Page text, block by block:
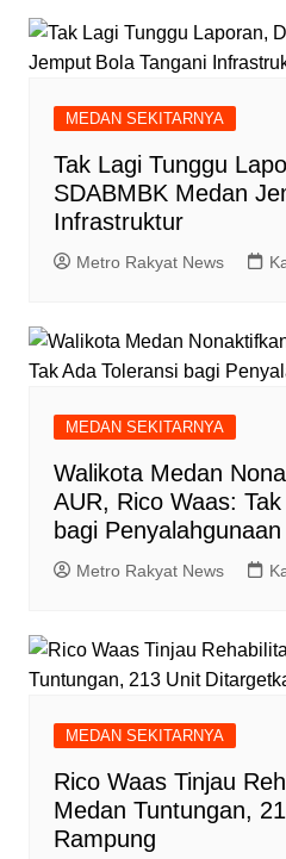
MEDAN SEKITARNYA
Tak Lagi Tunggu
SDABMBK Medan
Infrastruktur
Metro Rakyat News
MEDAN SEKITARNYA
Walikota Medan
AUR, Rico Waas:
bagi
Metro Rakyat News
MEDAN SEKITARNYA
Rico Waas Tinjau
Medan Tuntungan,
Rampung